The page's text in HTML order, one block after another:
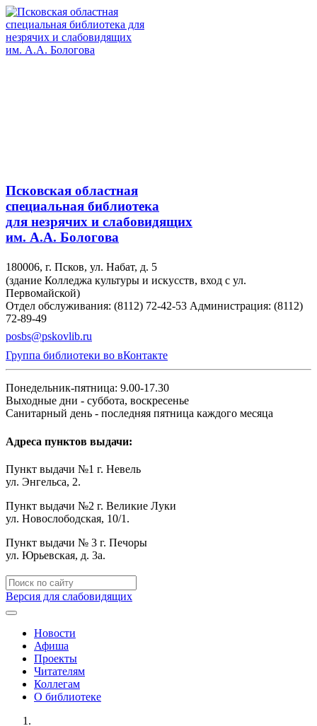
Псковская областная
специальная библиотека
для незрячих и слабовидящих
им. А.А. Бологова
180006, г. Псков, ул. Набат, д. 5
(здание Колледжа культуры и искусств, вход с ул.
Первомайской)
Отдел обслуживания: (8112) 72-42-53 Администрация: (8112)
72-89-49
posbs@pskovlib.ru
Группа библиотеки во вКонтакте
Понедельник-пятница: 9.00-17.30
Выходные дни - суббота, воскресенье
Санитарный день - последняя пятница каждого месяца
Адреса пунктов выдачи:
Пункт выдачи №1 г. Невель
ул. Энгельса, 2.
Пункт выдачи №2 г. Великие Луки
ул. Новослободская, 10/1.
Пункт выдачи № 3 г. Печоры
ул. Юрьевская, д. 3а.
Версия для слабовидящих
Новости
Афиша
Проекты
Читателям
Коллегам
О библиотеке